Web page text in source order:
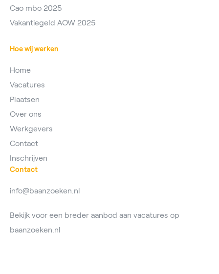
Cao mbo 2025
Vakantiegeld AOW 2025
Hoe wij werken
Home
Vacatures
Plaatsen
Over ons
Werkgevers
Contact
Inschrijven
Contact
info@baanzoeken.nl
Bekijk voor een breder aanbod aan vacatures op
baanzoeken.nl